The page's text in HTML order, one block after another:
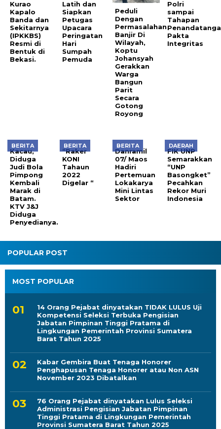
Kurao
Kapalo
Banda dan
Sekitarnya
(IPKKBS)
Resmi di
Bentuk di
Bekasi.
Latih dan
Siapkan
Petugas
Upacara
Peringatan
Hari
Sumpah
Pemuda
Peduli
Dengan
Permasalahan
Banjir Di
Wilayah,
Koptu
Johansyah
Gerakkan
Warga
Bangun
Parit
Secara
Gotong
Royong
Polri
sampai
Tahapan
Pakta
Integritas
BERITA
Kacau,
Diduga
Judi Bola
Pimpong
Kembali
Marak di
Batam.
KTV J&J
Diduga
Penyedianya.
BERITA
“Raker
KONI
Tahaun
2022
Digelar “
BERITA
Danramil
07/ Maos
Hadiri
Pertemuan
Lokakarya
Mini Lintas
Sektor
DAERAH
FIK UNP
Semarakkan
“UNP
Basongket”
Pecahkan
Rekor Muri
Indonesia
POPULAR POST
MOST POPULAR
14 Orang Pejabat dinyatakan TIDAK LULUS Uji
Kompetensi Seleksi Terbuka Pengisian
Jabatan Pimpinan Tinggi Pratama di
Lingkungan Pemerintah Provinsi Sumatera
Barat Tahun 2025
Kabar Gembira Buat Tenaga Honorer
Penghapusan Tenaga Honorer atau Non ASN
November 2023 Dibatalkan
76 Orang Pejabat dinyatakan Lulus Seleksi
Administrasi Pengisian Jabatan Pimpinan
Tinggi Pratama di Lingkungan Pemerintah
Provinsi Sumatera Barat Tahun 2025